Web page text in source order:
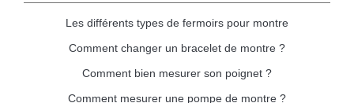
Les différents types de fermoirs pour montre
Comment changer un bracelet de montre ?
Comment bien mesurer son poignet ?
Comment mesurer une pompe de montre ?